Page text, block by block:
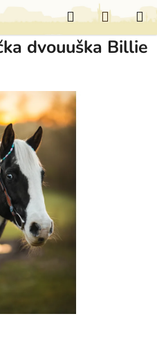
Hledat
KOŠÍK
dvouuška Billie